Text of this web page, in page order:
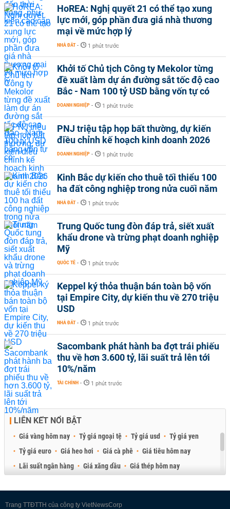
HoREA: Nghị quyết 21 có thể tạo xung
lực mới, góp phần đưa giá nhà thương
mại về mức hợp lý
NHÀ ĐẤT - 1 phút trước
Khởi tố Chủ tịch Công ty Mekolor từng
đề xuất làm dự án đường sắt tốc độ cao
Bắc - Nam 100 tỷ USD bằng vốn tự có
DOANH NGHIỆP - 1 phút trước
PNJ triệu tập họp bất thường, dự kiến
điều chỉnh kế hoạch kinh doanh 2026
DOANH NGHIỆP - 1 phút trước
Kinh Bắc dự kiến cho thuê tối thiểu 100
ha đất công nghiệp trong nửa cuối năm
NHÀ ĐẤT - 1 phút trước
Trung Quốc tung đòn đáp trả, siết xuất
khẩu drone và trừng phạt doanh nghiệp
Mỹ
QUỐC TẾ - 1 phút trước
Keppel ký thỏa thuận bán toàn bộ vốn
tại Empire City, dự kiến thu về 270 triệu
USD
NHÀ ĐẤT - 1 phút trước
Sacombank phát hành ba đợt trái phiếu
thu về hơn 3.600 tỷ, lãi suất trả lên tới
10%/năm
TÀI CHÍNH - 1 phút trước
LIÊN KẾT NỔI BẬT
Giá vàng hôm nay Tỷ giá ngoại tệ Tỷ giá usd
Tỷ giá yen
Tỷ giá euro
Giá heo hơi Giá cà phê
Giá tiêu hôm nay
Lãi suất ngân hàng
Giá xăng dầu
Giá thép hôm nay
Trang TTĐTTH của công ty VietNewsCorp